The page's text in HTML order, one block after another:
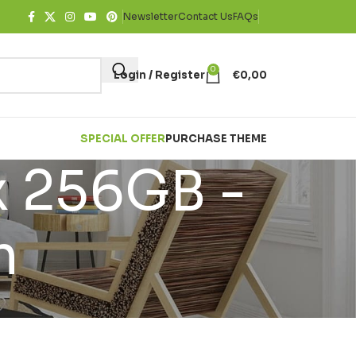
NewsletterContact UsFAQs
Login / Register 0 €0,00
SPECIAL OFFERPURCHASE THEME
256GB -